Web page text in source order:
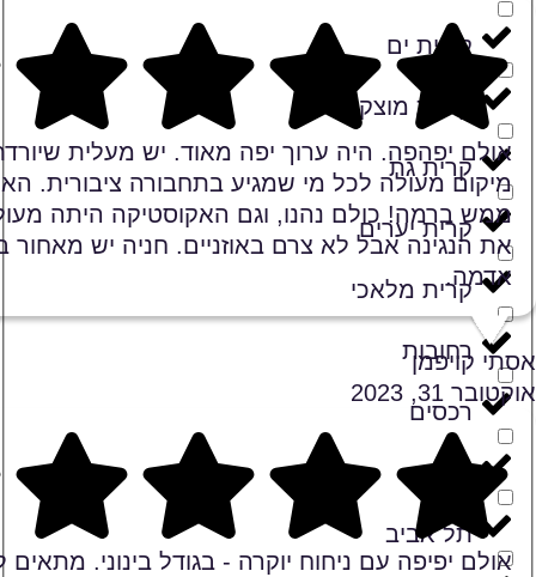
קריית ים
קריית מוצקין
קרית גת
קרית יערים
קרית מלאכי
רחובות
רכסים
שומרון
תל אביב
Rating 5 out of 5
אולם יפהפה. היה ערוך יפה מאוד. יש מעלית
מיקום מעולה לכל מי שמגיע בתחבורה ציבורית.
ממש ברמה! כולם נהנו, וגם האקוסטיקה היתה
את הנגינה אבל לא צרם באוזניים. חניה יש
אדמה.
אסתי קויפמן
אוקטובר 31, 2023
Rating 5 out of 5
אולם יפיפה עם ניחוח יוקרה - בגודל בינוני. מתאים